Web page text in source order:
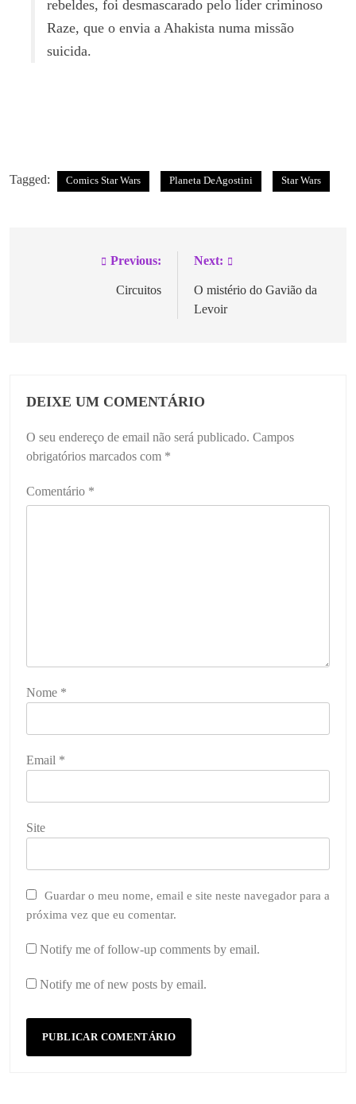
rebeldes, foi desmascarado pelo líder criminoso
Raze, que o envia a Ahakista numa missão
suicida.
Tagged: Comics Star Wars Planeta DeAgostini Star Wars
Previous:
Circuitos
Next:
O mistério do Gavião da
Levoir
DEIXE UM COMENTÁRIO
O seu endereço de email não será publicado. Campos
obrigatórios marcados com *
Comentário *
Nome *
Email *
Site
Guardar o meu nome, email e site neste navegador para a
próxima vez que eu comentar.
Notify me of follow-up comments by email.
Notify me of new posts by email.